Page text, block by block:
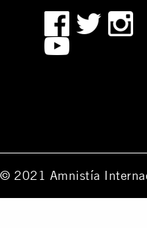
© 2021 Amnistía